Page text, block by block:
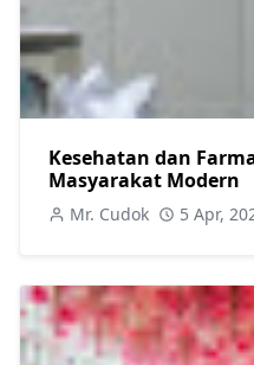
Kesehatan dan
Masyarakat Modern
Mr. Cudok 5 Apr,